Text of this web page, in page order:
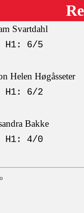
Svartdahl
H1: 6/5
Helen Høgåsseter
H1: 6/2
Bakke
H1: 4/0